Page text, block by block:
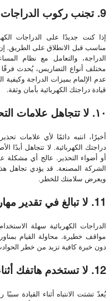
9. تجنب ركوب الدراجات بدون تدريب مناسب
إذا كنت جديدًا على الدراجات
مناسب قبل الانطلاق على الطريق.
الدراجة، والتعامل مع نظام
مختلف أنواع التضاريس، يُحدث
عدم الإلمام بميزات الدراجة وكيفية
قيادة دراجتك الكهربائية بأمان وثقة.
١٠. لا تتجاهل علامات التحذير
أخيرًا، انتبه دائمًا لأي علامات
دراجتك الكهربائية. لا تتجاهل أبدًا
أو أضواء التحذير. عالج أي
الشركة المصنعة. قد يؤدي تجاهل
ويعرض سلامتك للخطر.
11. لا تبالغ في تقدير مهاراتك
الدراجات الكهربائية سهلة
مواقف خطيرة. محاولة القيام
دون خبرة كافية تزيد من خطر
12. لا تستخدم هاتفك أثناء القيادة
يُعدّ تشتت الانتباه أثناء القيادة